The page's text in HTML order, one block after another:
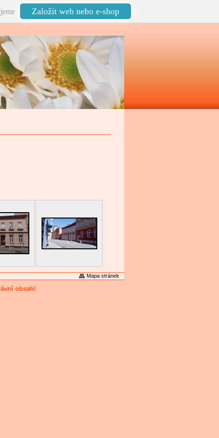
Založit web nebo e-shop
Mapa stránek
obsah!